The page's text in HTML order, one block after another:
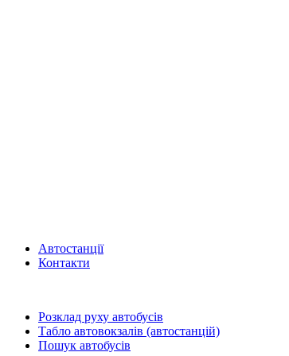
Автостанції
Контакти
Розклад руху автобусів
Табло автовокзалів (автостанцій)
Пошук автобусів